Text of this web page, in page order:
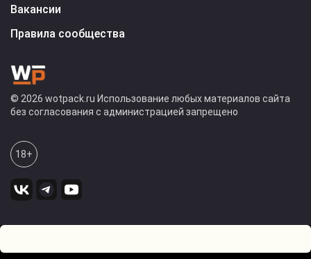
Вакансии
Правила сообщества
© 2026 wotpack.ru Использование любых материалов сайта
без согласования с администрацией запрещено
18+